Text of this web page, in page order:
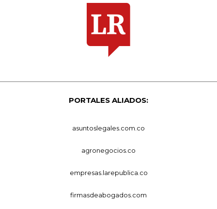
PORTALES ALIADOS:
asuntoslegales.com.co
agronegocios.co
empresas.larepublica.co
firmasdeabogados.com